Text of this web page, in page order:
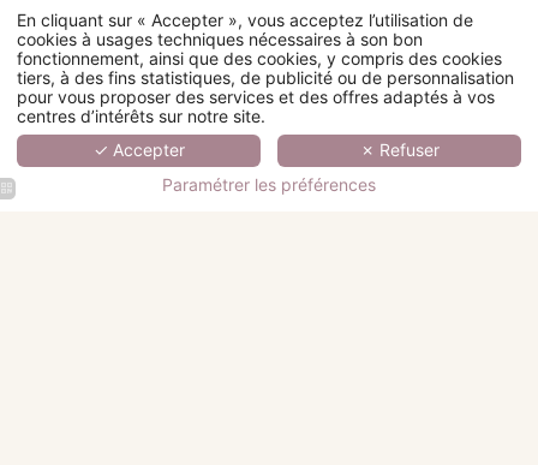
En cliquant sur « Accepter », vous acceptez l’utilisation de
cookies à usages techniques nécessaires à son bon
fonctionnement, ainsi que des cookies, y compris des cookies
tiers, à des fins statistiques, de publicité ou de personnalisation
pour vous proposer des services et des offres adaptés à vos
centres d’intérêts sur notre site.
✓ Accepter
✗ Refuser
Paramétrer les préférences